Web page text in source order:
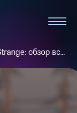
Серия игр Life is Strange: обзор всех частей